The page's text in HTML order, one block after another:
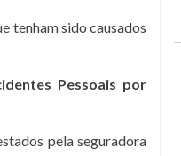
tenham sido causados
Pessoais por
pela seguradora